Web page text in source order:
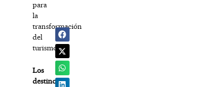
para
la
transformación
del
turismo.
Los
destinos